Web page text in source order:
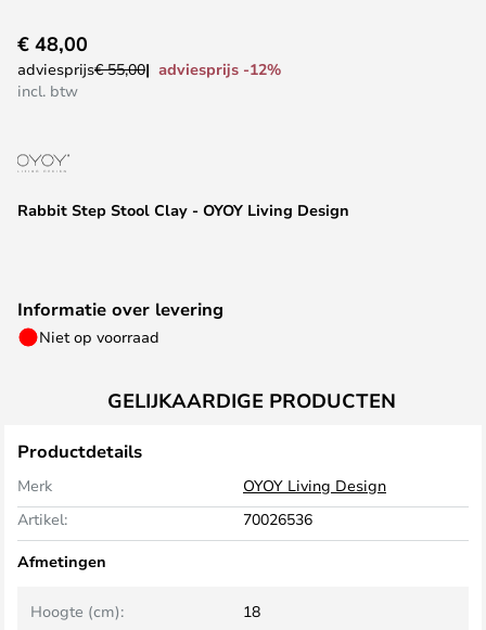
naar
het
de
gallerij
Rabbit Step Stool Clay - OYOY Living Design
€ 48,00
adviesprijs€ 55,00
adviesprijs -12%
incl. btw
Informatie over levering
Niet op voorraad
GELIJKAARDIGE PRODUCTEN
Productdetails
Merk
OYOY Living Design
Artikel:
70026536
Afmetingen
Hoogte (cm): 18